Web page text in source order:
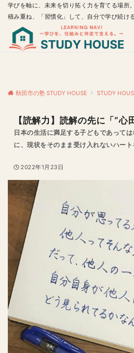
学びを軸に、未来を切り拓く力を育てる場所
積み重ね、「習慣化」して、自分で学び続け
秋田市の塾 STUDY HOUSE STUDY
【読解力】読解の先に「”心
日本の生活に満足する子どもであって
に、現状をそのまま受け入れないハート
2022年1月23日